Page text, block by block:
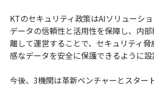
KTのセキュリティ政策はAIソリューシ
データの信頼性と活用性を保障し、内
離して運営することで、セキュリティ
感なデータを安全に保護できるように
今後、3機関は革新ベンチャーとスター